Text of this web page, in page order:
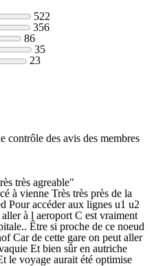
522
356
86
35
23
contrôle des avis des membres
très agreable"
à vienne Très très près de la
Pour accéder aux lignes u1 u2
à l aeroport C est vraiment
Être si proche de ce noeud
Car de cette gare on peut aller
Et bien sûr en autriche
le voyage aurait été optimise